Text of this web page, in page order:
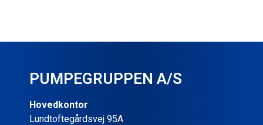
PUMPEGRUPPEN A/S
Hovedkontor
Lundtoftegårdsvej 95A